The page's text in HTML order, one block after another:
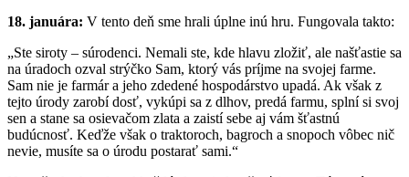
18. januára: V tento deň sme hrali úplne inú hru. Fungovala takto:
„Ste siroty – súrodenci. Nemali ste, kde hlavu zložiť, ale našťastie sa
na úradoch ozval strýčko Sam, ktorý vás príjme na svojej farme.
Sam nie je farmár a jeho zdedené hospodárstvo upadá. Ak však z
tejto úrody zarobí dosť, vykúpi sa z dlhov, predá farmu, splní si svoj
sen a stane sa osievačom zlata a zaistí sebe aj vám šťastnú
budúcnosť. Keďže však o traktoroch, bagroch a snopoch vôbec nič
nevie, musíte sa o úrodu postarať sami.“